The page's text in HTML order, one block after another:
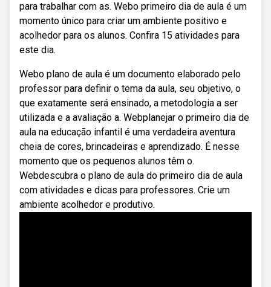
para trabalhar com as. Webo primeiro dia de aula é um
momento único para criar um ambiente positivo e
acolhedor para os alunos. Confira 15 atividades para
este dia.
Webo plano de aula é um documento elaborado pelo
professor para definir o tema da aula, seu objetivo, o
que exatamente será ensinado, a metodologia a ser
utilizada e a avaliação a. Webplanejar o primeiro dia de
aula na educação infantil é uma verdadeira aventura
cheia de cores, brincadeiras e aprendizado. É nesse
momento que os pequenos alunos têm o.
Webdescubra o plano de aula do primeiro dia de aula
com atividades e dicas para professores. Crie um
ambiente acolhedor e produtivo.